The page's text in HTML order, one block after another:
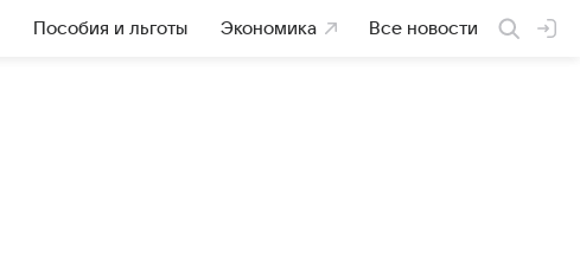
Пособия и льготы Экономика Все новости